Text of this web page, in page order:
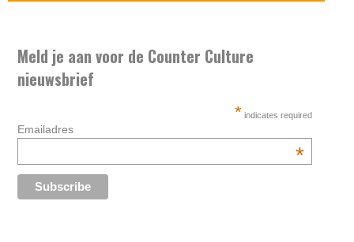
Meld je aan voor de Counter Culture
nieuwsbrief
* indicates required
Emailadres
*